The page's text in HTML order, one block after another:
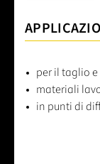
per il taglio
materiali
in punti di